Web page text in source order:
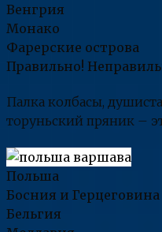
Венгрия
Монако
Фарерские острова
Правильно!
Палка колбасы,
торуньский пряник –
Польша
Босния и Герцеговина
Бельгия